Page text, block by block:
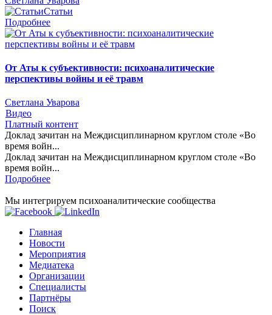
Статьи
Подробнее
От Аты к субъективности: психоаналитические
перспективы войны и её травм
Светлана Уварова
Видео
Платный контент
Доклад зачитан на Междисциплинарном круглом столе «Во
время войн...
Доклад зачитан на Междисциплинарном круглом столе «Во
время войн...
Подробнее
Мы интегрируем психоаналитические сообщества
Главная
Новости
Мероприятия
Медиатека
Организации
Специалисты
Партнёры
Поиск